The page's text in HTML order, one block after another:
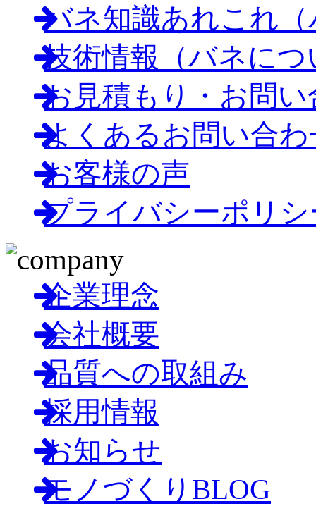
バネ知識あれこれ
技術情報（バネにつ
お見積もり・お問い
よくあるお問い合わ
お客様の声
プライバシーポリシ
企業理念
会社概要
品質への取組み
採用情報
お知らせ
モノづくりBLOG